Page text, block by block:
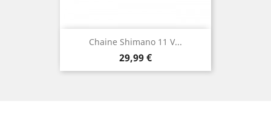
Chaine Shimano 11 V...
Prix
29,99 €